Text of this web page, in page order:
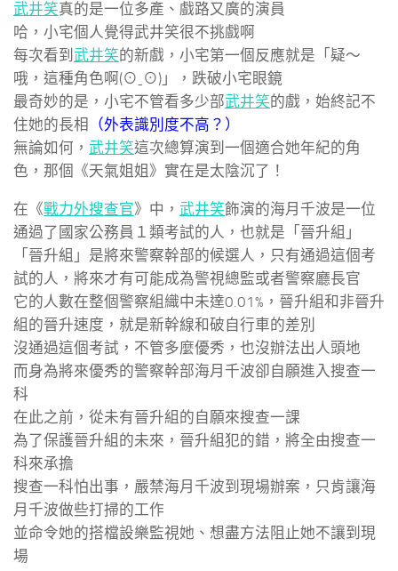
武井笑真的是一位多產、戲路又廣的演員
哈，小宅個人覺得武井笑很不挑戲啊
每次看到 武井笑的新戲，小宅第一個反應就是「疑～
哦，這種角色啊(⊙ˍ⊙)」，跌破小宅眼鏡
最奇妙的是，小宅不管看多少部武井笑的戲，始終記不
住她的長相 （外表識別度不高？）
無論如何， 武井笑這次總算演到一個適合她年紀的角
色，那個《天氣姐姐》實在是太陰沉了！
在《戰力外搜查官》中， 武井笑飾演的海月千波是一位
通過了國家公務員１類考試的人，也就是「晉升組」
「晉升組」是將來警察幹部的候選人，只有通過這個考
試的人，將來才有可能成為警視總監或者警察廳長官
它的人數在整個警察組織中未達0.01%，晉升組和非晉升
組的晉升速度，就是新幹線和破自行車的差別
沒通過這個考試，不管多麼優秀，也沒辦法出人頭地
而身為將來優秀的警察幹部海月千波卻自願進入搜查一
科
在此之前，從未有晉升組的自願來搜查一課
為了保護晉升組的未來，晉升組犯的錯，將全由搜查一
科來承擔
搜查一科怕出事，嚴禁海月千波到現場辦案，只肯讓海
月千波做些打掃的工作
並命令她的搭檔設樂監視她、想盡方法阻止她不讓到現
場